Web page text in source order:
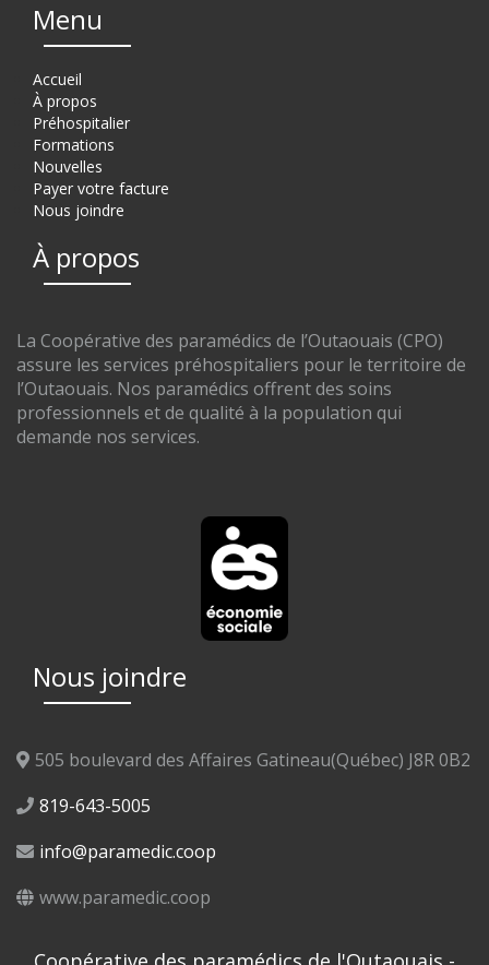
Menu
Accueil
À propos
Préhospitalier
Formations
Nouvelles
Payer votre facture
Nous joindre
À propos
La Coopérative des paramédics de l’Outaouais (CPO)
assure les services préhospitaliers pour le territoire de
l’Outaouais. Nos paramédics offrent des soins
professionnels et de qualité à la population qui
demande nos services.
Nous joindre
505 boulevard des Affaires Gatineau(Québec) J8R 0B2
819-643-5005
info@paramedic.coop
www.paramedic.coop